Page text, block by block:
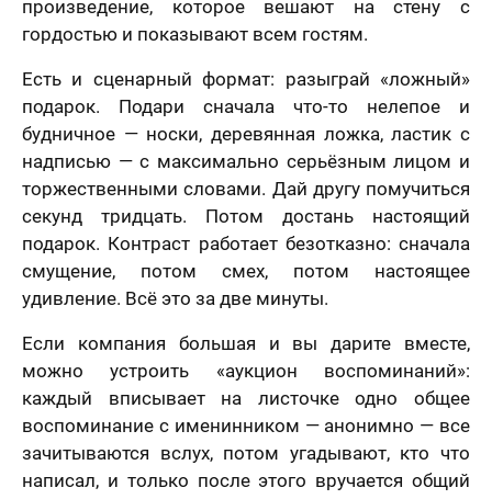
произведение, которое вешают на стену с
гордостью и показывают всем гостям.
Есть и сценарный формат: разыграй «ложный»
подарок. Подари сначала что-то нелепое и
будничное — носки, деревянная ложка, ластик с
надписью — с максимально серьёзным лицом и
торжественными словами. Дай другу помучиться
секунд тридцать. Потом достань настоящий
подарок. Контраст работает безотказно: сначала
смущение, потом смех, потом настоящее
удивление. Всё это за две минуты.
Если компания большая и вы дарите вместе,
можно устроить «аукцион воспоминаний»:
каждый вписывает на листочке одно общее
воспоминание с именинником — анонимно — все
зачитываются вслух, потом угадывают, кто что
написал, и только после этого вручается общий
Ваш номер телефона
свои данные, я соглашаюсь с
конфиденциальности
Нажимая кнопку «Заказать портрет», я даю свое
согласие на обработку моих персональных
данных, в соответствии с Федеральным законом
от 27.07.2006 года №152-ФЗ «О персональных
данных», на условиях и для целей, определенных в
Согласии на обработку персональных данныхи
Политике в отношении обработки персональных
данных
На день рождение
На годовщину
Просто так, без
недели
В течение 1-3
В течение
месяца
Пока не знаю
1 лицо
40 х 50 см
50 х 70 см
кнопку
и
свои
я
с
кнопку
я даю
на
в
от
года
Имя*
Ваш номер телефона*
Оставить отзыв
Я согласен с Политикой конфиденциальности